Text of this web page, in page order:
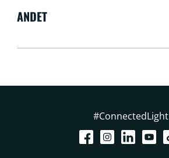
ANDET
#ConnectedLight